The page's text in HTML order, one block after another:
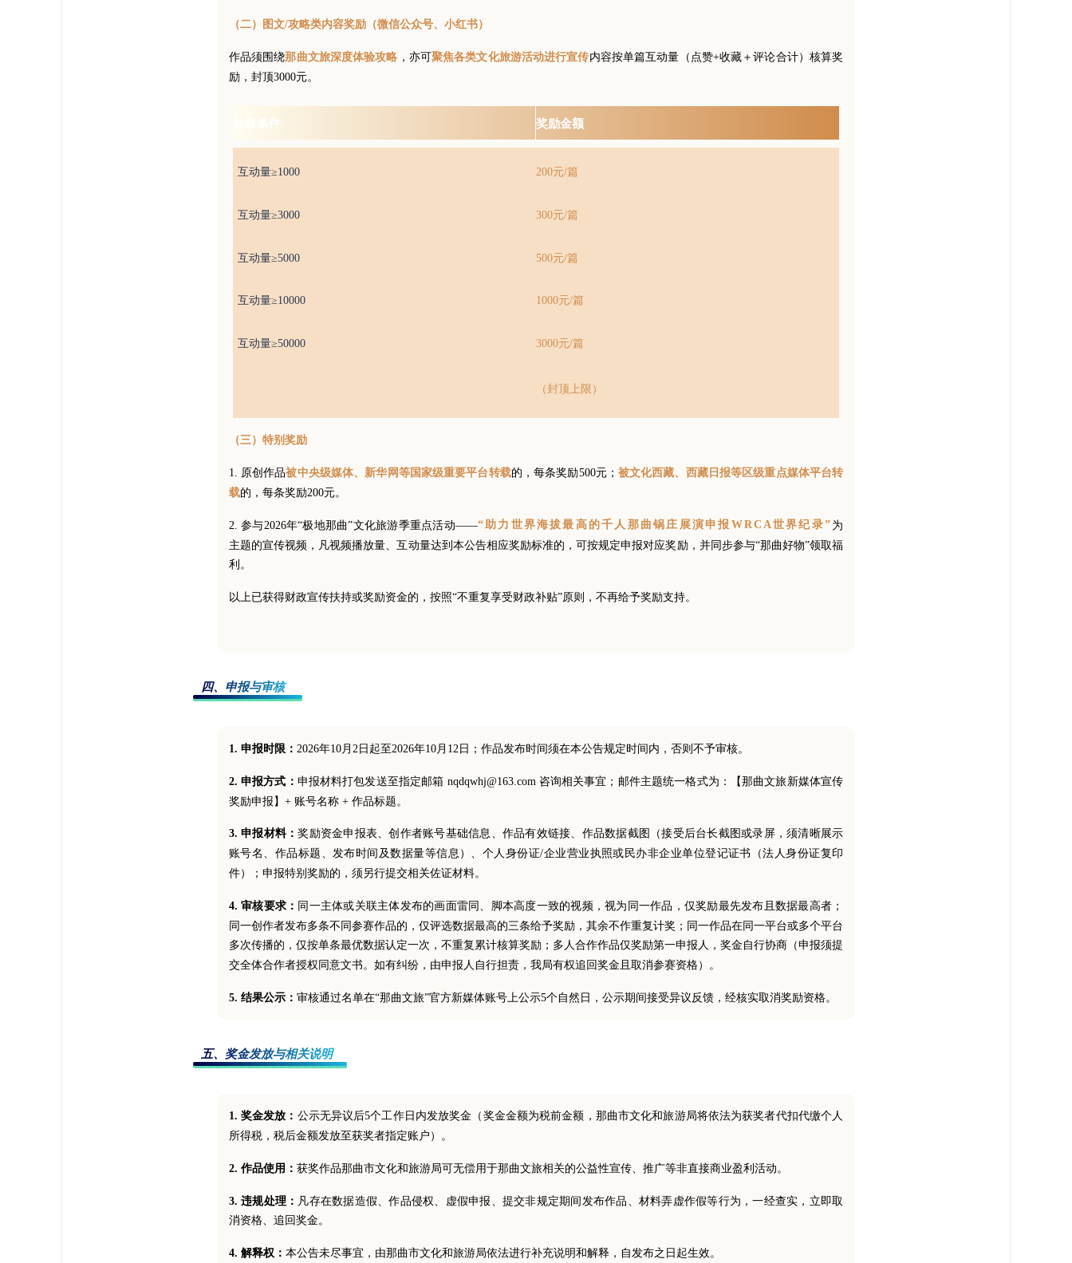
（二）图文/攻略类内容奖励（微信公众号、小红书）
作品须围绕那曲文旅深度体验攻略 ，亦可聚焦各类文化旅游活动进行宣传内容按单篇互动量（点赞+收藏＋评论合计）核算奖
励，封顶3000元。
达标条件 奖励金额
互动量≥1000 200元/篇
互动量≥3000 300元/篇
互动量≥5000 500元/篇
互动量≥10000 1000元/篇
互动量≥50000 3000元/篇
（封顶上限）
（三）特别奖励
1. 原创作品被中央级媒体、新华网等国家级重要平台转载的，每条奖励500元； 被文化西藏、西藏日报等区级重点媒体平台转
载的，每条奖励200元。
2. 参与2026年“极地那曲”文化旅游季重点活动——“助力世界海拔最高的千人那曲锅庄展演申报WRCA世界纪录” 为
主题的宣传视频，凡视频播放量、互动量达到本公告相应奖励标准的，可按规定申报对应奖励，并同步参与“那曲好物”领取福
利。
以上已获得财政宣传扶持或奖励资金的，按照“不重复享受财政补贴”原则，不再给予奖励支持。
四、申报与审核
1. 申报时限： 2026年10月2日起至2026年10月12日；作品发布时间须在本公告规定时间内，否则不予审核。
2. 申报方式： 申报材料打包发送至指定邮箱 nqdqwhj@163.com 咨询相关事宜；邮件主题统一格式为：【那曲文旅新媒体宣传
奖励申报】+ 账号名称 + 作品标题。
3. 申报材料：奖励资金申报表、创作者账号基础信息、作品有效链接、作品数据截图（接受后台长截图或录屏，须清晰展示
账号名、作品标题、发布时间及数据量等信息）、个人身份证/企业营业执照或民办非企业单位登记证书（法人身份证复印
件）；申报特别奖励的，须另行提交相关佐证材料。
4. 审核要求： 同一主体或关联主体发布的画面雷同、脚本高度一致的视频，视为同一作品，仅奖励最先发布且数据最高者；
同一创作者发布多条不同参赛作品的，仅评选数据最高的三条给予奖励，其余不作重复计奖；同一作品在同一平台或多个平台
多次传播的，仅按单条最优数据认定一次，不重复累计核算奖励；多人合作作品仅奖励第一申报人，奖金自行协商（申报须提
交全体合作者授权同意文书。如有纠纷，由申报人自行担责，我局有权追回奖金且取消参赛资格）。
5. 结果公示： 审核通过名单在“那曲文旅”官方新媒体账号上公示5个自然日，公示期间接受异议反馈，经核实取消奖励资格。
五、奖金发放与相关说明
1. 奖金发放： 公示无异议后5个工作日内发放奖金（奖金金额为税前金额，那曲市文化和旅游局将依法为获奖者代扣代缴个人
所得税，税后金额发放至获奖者指定账户）。
2. 作品使用： 获奖作品那曲市文化和旅游局可无偿用于那曲文旅相关的公益性宣传、推广等非直接商业盈利活动。
3. 违规处理： 凡存在数据造假、作品侵权、虚假申报、提交非规定期间发布作品、材料弄虚作假等行为，一经查实，立即取
消资格、追回奖金。
4. 解释权： 本公告未尽事宜，由那曲市文化和旅游局依法进行补充说明和解释，自发布之日起生效。